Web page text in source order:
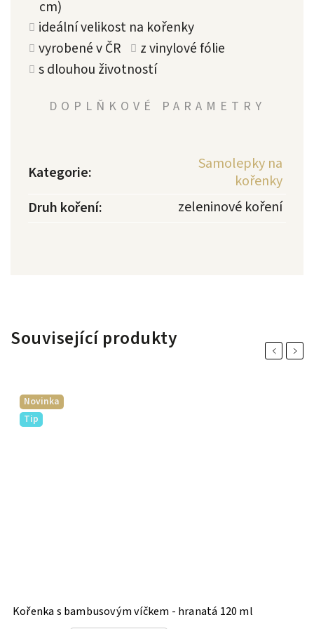
cm)
ideální velikost na kořenky
vyrobené v ČR
z vinylové fólie
s dlouhou životností
DOPLŇKOVÉ PARAMETRY
Kategorie:
Samolepky na
kořenky
Druh koření: zeleninové koření
Související produkty Previous
Novinka
Tip
Kořenka s bambusovým víčkem - hranatá 120 ml
Next